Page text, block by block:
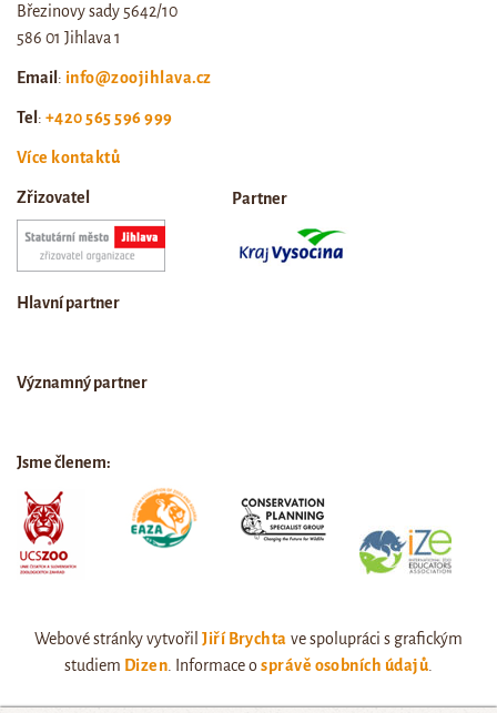
Březinovy sady 5642/10
586 01 Jihlava 1
Email: info@zoojihlava.cz
Tel: +420 565 596 999
Více kontaktů
Zřizovatel Partner
Hlavní partner
Významný partner
Jsme členem:
Webové stránky vytvořilJiří Brychta ve spolupráci s grafickým
studiem Dizen . Informace osprávě osobních údajů